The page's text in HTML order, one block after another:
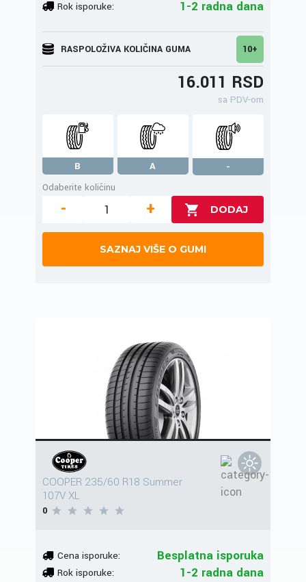
Rok isporuke: 1-2 radna dana
RASPOLOŽIVA KOLIČINA GUMA 10+
16.011 RSD
sa PDV-om
B A
-
Odaberite količinu
- +
SAZNAJ VIŠE O GUMI
COOPER 235/60 R18 Summer
107V XL
0
Cena isporuke: Besplatna isporuka
Rok isporuke: 1-2 radna dana